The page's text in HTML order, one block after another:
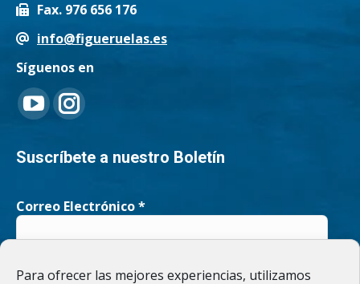
Para ofrecer las mejores experiencias, utilizamos
Fax. 976 656 176
info@figueruelas.es
Síguenos en
Encuéntranos en:
YouTube
page
in
window
Instagram
page
in
window
Suscríbete a nuestro Boletín
Correo Electrónico*
He leído y acepto laPolítica de privacidad